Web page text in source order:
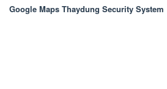
Google Maps Thaydung Security System